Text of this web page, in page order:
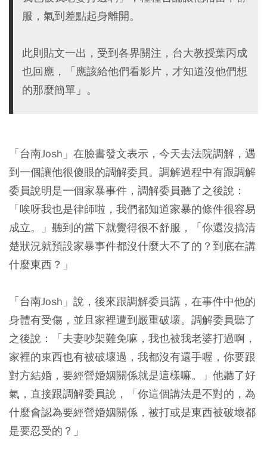
服，氣到差點起身離開。
此則貼文一出，受到各界關注，台大教授葉丙成
也回應，「應該給他們看影片，才知道沒他們想
的那麼簡單」。
「台南Josh」在臉書發文表示，今天去法院調解，遇
到一個讓他很傻眼的調解委員。調解過程中有跟調解
委員說明是一個家暴事件，調解委員聽了之後說：
「唉呀我也是律師啦，我們都知道家暴的條件很容易
成立。」聽到的當下就覺得很不舒服，「你還沒搞清
楚狀況就預設家暴事件都沒什麼大不了的？到底在講
什麼東西？」
「台南Josh」說，後來跟調解委員講，在事件中他的
身體有受傷，並且家裡遭到嚴重破壞。調解委員聽了
之後說：「夫妻吵架難免嘛，我也被我老婆打過啊，
家裡的東西也有被破壞過，我都沒有還手喔，你要跟
對方結婚，要經營婚姻關係就是這樣嘛。」他聽了好
氣，直接跟調解委員說，「你這個講法是不對的，為
什麼會認為要經營婚姻關係，被打或是東西被破壞都
是要忍受的？」